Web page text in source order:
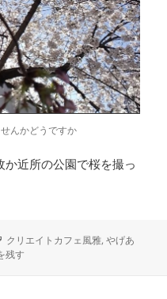
んかどうですか
近所の公園で桜を撮っ
タ
グ
クリエイトカフェ風雅,やげあ
作本 に
残す